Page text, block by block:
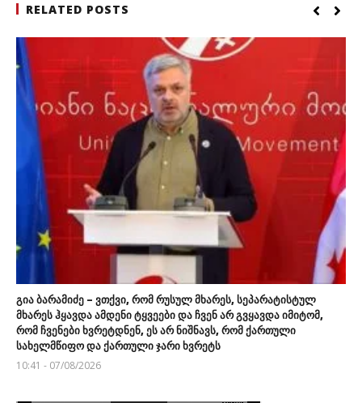
RELATED POSTS
გია ბარამიძე – ვთქვი, რომ რუსულ მხარეს, სეპარატისტულ
მხარეს ჰყავდა ამდენი ტყვეები და ჩვენ არ გვყავდა იმიტომ,
რომ ჩვენები ხვრეტდნენ, ეს არ ნიშნავს, რომ ქართული
სახელმწიფო და ქართული ჯარი ხვრეტს
10:41 - 07/08/2026